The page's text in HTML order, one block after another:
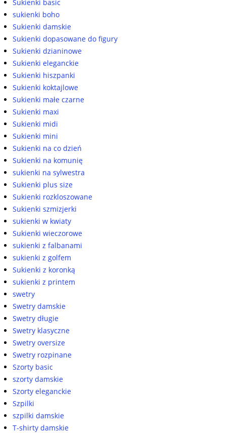
Sukienki basic
sukienki boho
Sukienki damskie
Sukienki dopasowane do figury
Sukienki dzianinowe
Sukienki eleganckie
Sukienki hiszpanki
Sukienki koktajlowe
Sukienki małe czarne
Sukienki maxi
Sukienki midi
Sukienki mini
Sukienki na co dzień
Sukienki na komunię
sukienki na sylwestra
Sukienki plus size
Sukienki rozkloszowane
Sukienki szmizjerki
sukienki w kwiaty
Sukienki wieczorowe
sukienki z falbanami
sukienki z golfem
Sukienki z koronką
sukienki z printem
swetry
Swetry damskie
Swetry długie
Swetry klasyczne
Swetry oversize
Swetry rozpinane
Szorty basic
szorty damskie
Szorty eleganckie
Szpilki
szpilki damskie
T-shirty damskie